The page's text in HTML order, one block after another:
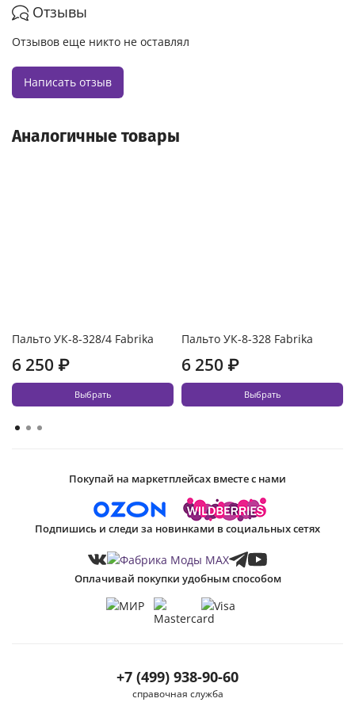
Отзывы
Отзывов еще никто не оставлял
Написать отзыв
Аналогичные товары
Пальто УК-8-328/4 Fabrika
6 250 ₽
Выбрать
Пальто УК-8-328 Fabrika
6 250 ₽
Выбрать
+7 (499) 938-90-60
справочная служба
Покупай на маркетплейсах вместе с нами
Подпишись и следи за новинками в социальных сетях
Оплачивай покупки удобным способом